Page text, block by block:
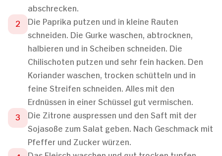
abschrecken.
Die Paprika putzen und in kleine Rauten
schneiden. Die Gurke waschen, abtrocknen,
halbieren und in Scheiben schneiden. Die
Chilischoten putzen und sehr fein hacken. Den
Koriander waschen, trocken schütteln und in
feine Streifen schneiden. Alles mit den
Erdnüssen in einer Schüssel gut vermischen.
Die Zitrone auspressen und den Saft mit der
Sojasoße zum Salat geben. Nach Geschmack mit
Pfeffer und Zucker würzen.